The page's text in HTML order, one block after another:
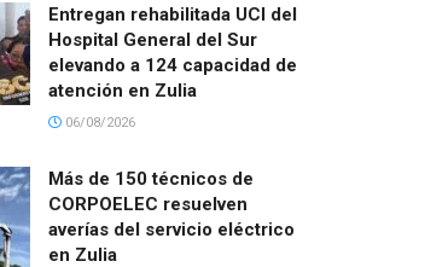
Entregan rehabilitada UCI del
Hospital General del Sur
elevando a 124 capacidad de
atención en Zulia
06/08/2026
Más de 150 técnicos de
CORPOELEC resuelven
averías del servicio eléctrico
en Zulia